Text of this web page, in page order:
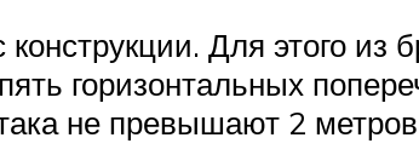
конструкции. Для этого
горизонтальных
не превышают 2